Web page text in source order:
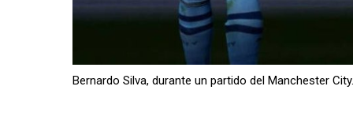
Bernardo Silva, durante un partido del Manchester City.